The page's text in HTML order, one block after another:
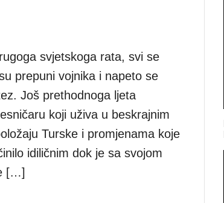
svjetskoga rata, svi se
prepuni vojnika i napeto se
Još prethodnoga ljeta
koji uživa u beskrajnim
Turske i promjenama koje
idiličnim dok je sa svojom
[…]